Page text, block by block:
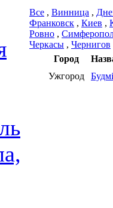
Все , Винница ,
Франковск , Киев ,
Ровно ,
Черкасы , Чернигов
Город
Ужгород